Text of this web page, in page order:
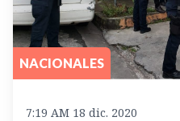
NACIONALES
7:19 AM 18 dic. 2020